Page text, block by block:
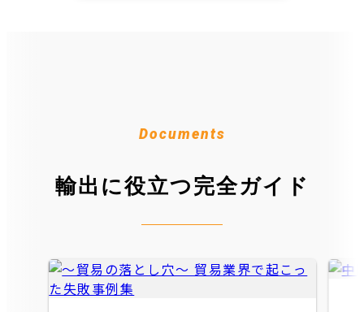
Documents
輸出に役立つ完全ガイド